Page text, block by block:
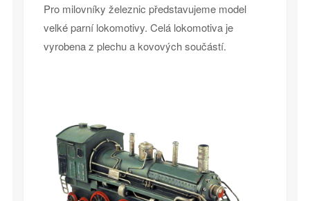
Pro milovníky železnic představujeme model
velké parní lokomotivy. Celá lokomotiva je
vyrobena z plechu a kovových součástí.